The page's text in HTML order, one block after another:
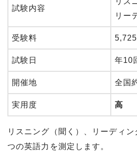
試験内容
リー
受験料 5,725
試験日 年10
開催地 全国
実用度 高
リスニング（聞く）、リーディ
つの英語力を測定します。